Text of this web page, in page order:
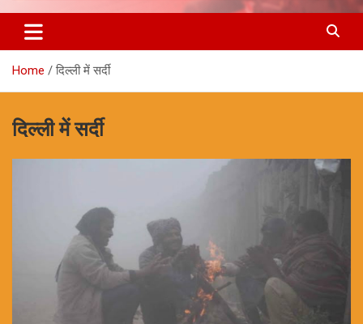
Reporter Diaries
Home दिल्ली में सर्दी
दिल्ली में सर्दी